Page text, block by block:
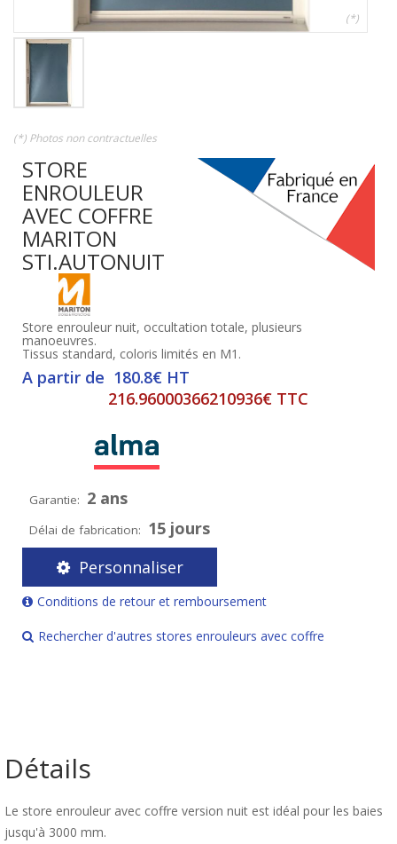
(*)
(*) Photos non contractuelles
STORE
ENROULEUR
AVEC COFFRE
MARITON
STI.AUTONUIT
Store enrouleur nuit, occultation totale, plusieurs
manoeuvres.
Tissus standard, coloris limités en M1.
A partir de 180.8€ HT
216.96000366210936€ TTC
Garantie: 2 ans
Délai de fabrication: 15 jours
Personnaliser
Conditions de retour et remboursement
Rechercher d'autres stores enrouleurs avec coffre
Détails
Le store enrouleur avec coffre version nuit est idéal pour les baies
jusqu'à 3000 mm.